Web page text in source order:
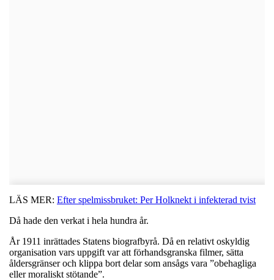
LÄS MER: Efter spelmissbruket: Per Holknekt i infekterad tvist
Då hade den verkat i hela hundra år.
År 1911 inrättades Statens biografbyrå. Då en relativt oskyldig
organisation vars uppgift var att förhandsgranska filmer, sätta
åldersgränser och klippa bort delar som ansågs vara ”obehagliga
eller moraliskt stötande”.